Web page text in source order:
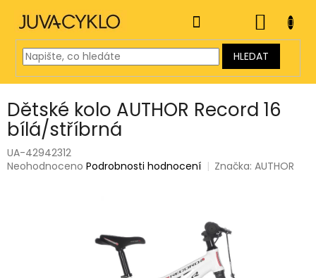
obsah
HLEDAT
KOŠÍK
Dětské kolo AUTHOR Record 16
bílá/stříbrná
UA-42942312
Průměrné
Neohodnoceno Podrobnosti hodnocení Značka:AUTHOR